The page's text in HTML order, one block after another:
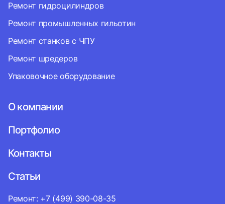
Ремонт гидроцилиндров
Ремонт промышленных гильотин
Ремонт станков с ЧПУ
Ремонт шредеров
Упаковочное оборудование
О компании
Портфолио
Контакты
Статьи
Ремонт: +7 (499) 390-08-35